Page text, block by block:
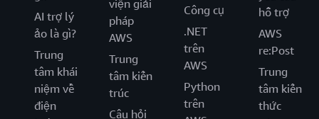
AI trợ lý
ảo là gì?
Trung
tâm khái
niệm về
điện
viện giải
pháp
AWS
Trung
tâm kiến
trúc
Câu hỏi
Công cụ
.NET
trên
AWS
Python
trên
hỗ trợ
AWS
re:Post
Trung
tâm kiến
thức